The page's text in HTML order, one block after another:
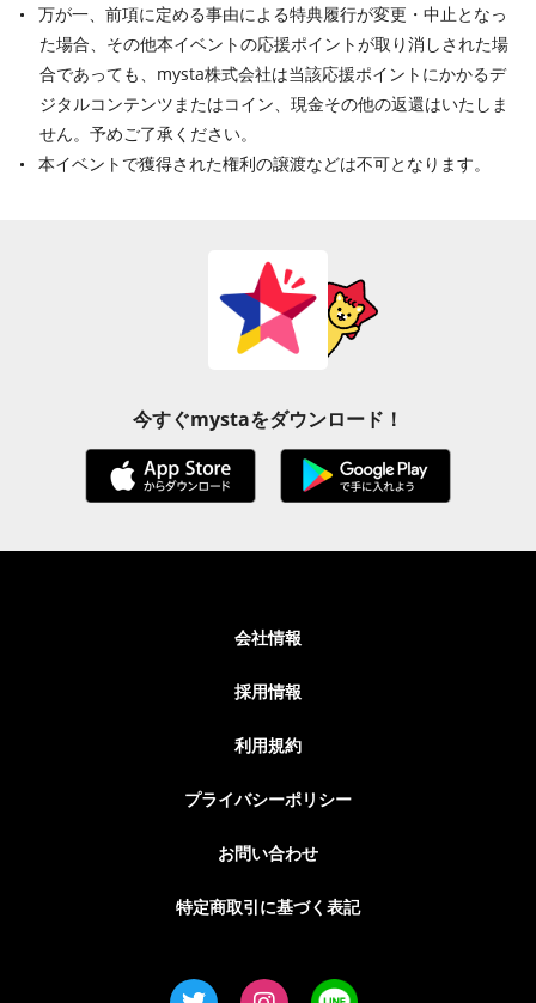
万が一、前項に定める事由による特典履行が変更・中止となっ
た場合、その他本イベントの応援ポイントが取り消しされた場
合であっても、mysta株式会社は当該応援ポイントにかかるデ
ジタルコンテンツまたはコイン、現金その他の返還はいたしま
せん。予めご了承ください。
本イベントで獲得された権利の譲渡などは不可となります。
今すぐmystaをダウンロード！
会社情報
採用情報
利用規約
プライバシーポリシー
お問い合わせ
特定商取引に基づく表記